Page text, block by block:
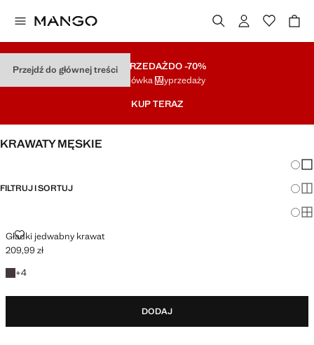
Przejdź do głównej treściWYPRZEDAŻDO -70%
Końcówka Wyprzedaży
KUP TERAZ
KRAWATY MĘSKIE
FILTRUJ I SORTUJ
Gładki jedwabny krawat
GŁADKI JEDWABNY KRAWAT
Aktualna cena [209,99 zł ]
209,99 zł
+4
+4 kolory
DODAJ